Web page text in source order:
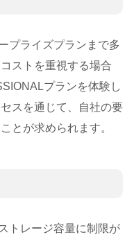
プライズプランまで多
ストを重視する場合
プランを体験し
スを通じて、自社の要
とが求められます。
トレージ容量に制限が